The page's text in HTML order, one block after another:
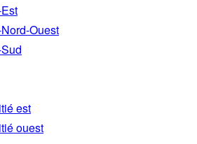
Ouest
est
ouest